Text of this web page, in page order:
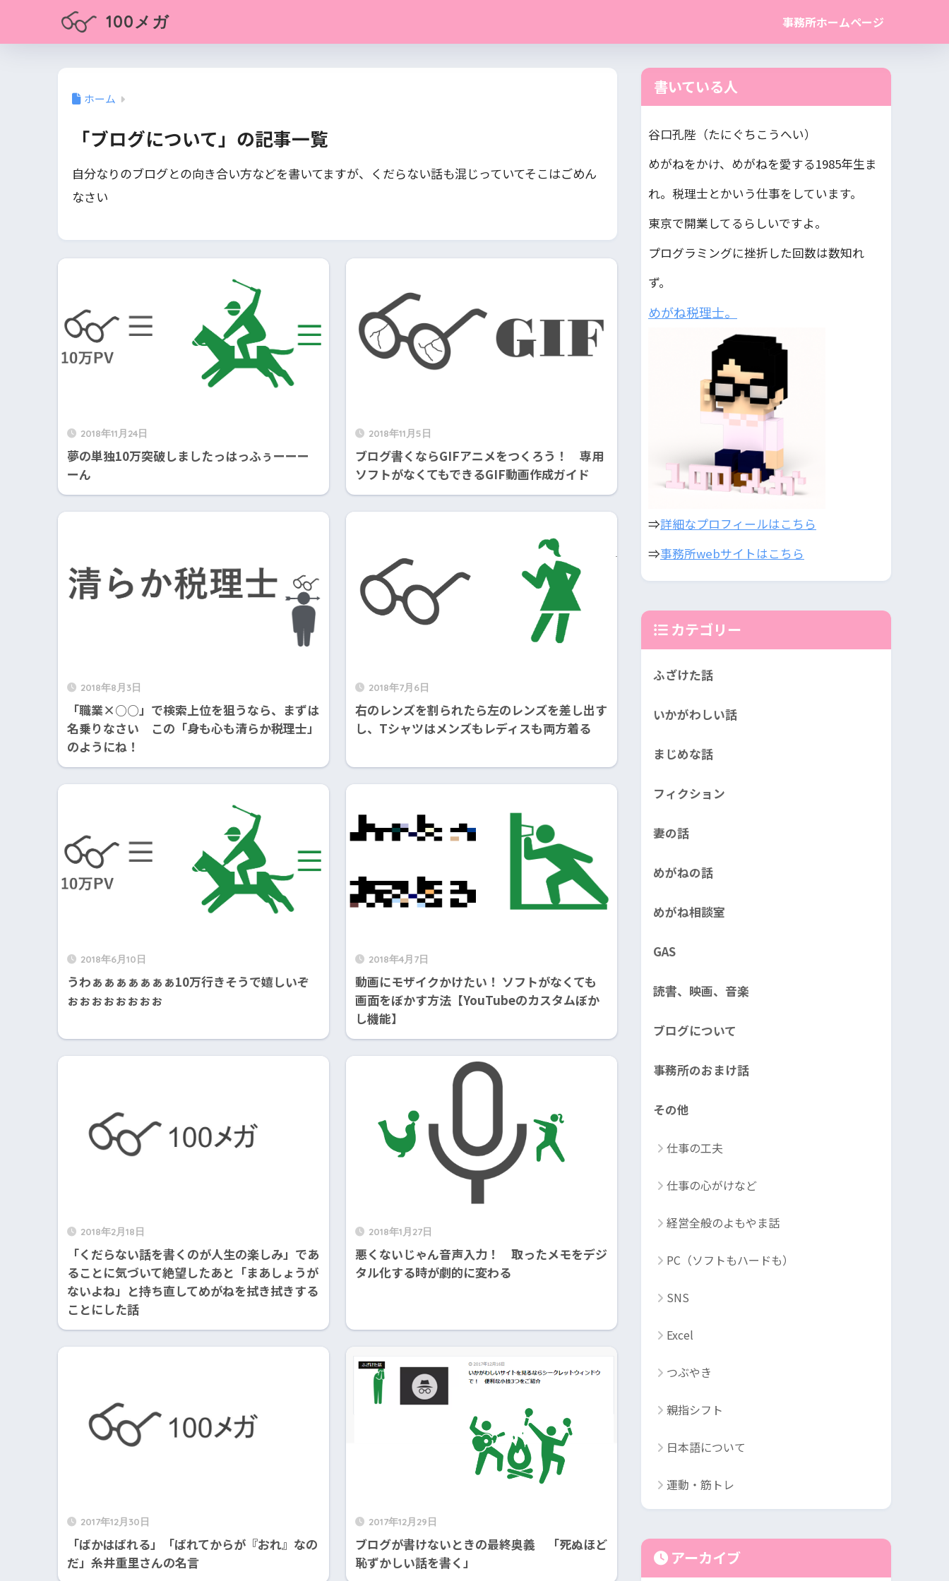
100メガ 事務所ホームページ
ホーム
「ブログについて」の記事一覧
自分なりのブログとの向き合い方などを書いてますが、くだらない話も混じっていてそこはごめん
なさい
2018年11月24日
夢の単独10万突破しましたっはっふぅーーー
ーん
2018年11月5日
ブログ書くならGIFアニメをつくろう！ 専用
ソフトがなくてもできるGIF動画作成ガイド
2018年8月3日
「職業×○○」で検索上位を狙うなら、まずは
名乗りなさい この「身も心も清らか税理士」
のようにね！
2018年7月6日
右のレンズを割られたら左のレンズを差し出す
し、Tシャツはメンズもレディスも両方着る
2018年6月10日
うわぁぁぁぁぁぁぁ10万行きそうで嬉しいぞ
ぉぉぉぉぉぉぉぉ
2018年4月7日
動画にモザイクかけたい！ ソフトがなくても
画面をぼかす方法【YouTubeのカスタムぼか
し機能】
2018年2月18日
「くだらない話を書くのが人生の楽しみ」であ
ることに気づいて絶望したあと「まあしょうが
ないよね」と持ち直してめがねを拭き拭きする
ことにした話
2018年1月27日
悪くないじゃん音声入力！ 取ったメモをデジ
タル化する時が劇的に変わる
2017年12月30日
「ばかはばれる」「ばれてからが『おれ』なの
だ」糸井重里さんの名言
2017年12月29日
ブログが書けないときの最終奥義 「死ぬほど
恥ずかしい話を書く」
書いている人
谷口孔陛（たにぐちこうへい）
めがねをかけ、めがねを愛する1985年生ま
れ。税理士とかいう仕事をしています。
東京で開業してるらしいですよ。
プログラミングに挫折した回数は数知れ
ず。
めがね税理士。
⇒詳細なプロフィールはこちら
⇒事務所webサイトはこちら
カテゴリー
ふざけた話
いかがわしい話
まじめな話
フィクション
妻の話
めがねの話
めがね相談室
GAS
読書、映画、音楽
ブログについて
事務所のおまけ話
その他
仕事の工夫
仕事の心がけなど
経営全般のよもやま話
PC（ソフトもハードも）
SNS
Excel
つぶやき
親指シフト
日本語について
運動・筋トレ
アーカイブ